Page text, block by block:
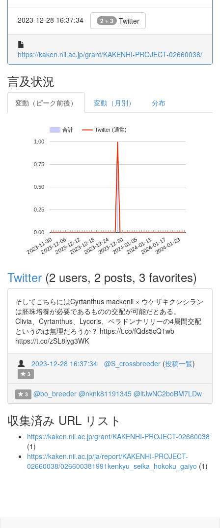
2023-12-28 16:37:34 2 + 3 Twitter
https://kaken.nii.ac.jp/grant/KAKENHI-PROJECT-02660038/
言及状況
変動（ピーク前後） 変動（月別） 分布
合計 Twitter (通常)
2023-11-302023-12-062023-12-122023-12-182023-12-242023-12-302024-01-052024-01-112024-01-172024-01-23
0.00
0.25
0.50
0.75
1.00
Twitter (2 users, 2 posts, 3 favorites)
そしてこちらにはCyrtanthus mackenii × ウケザキクンシラン
は胚珠培養が必要であるものの交配が可能だとある。
Clivia、Cyrtanthus、Lycoris、ベラドンナリリーの4属間交配
というのは無理だろうか？ https://t.co/fQds5cQ1wb
https://t.co/zSL8lyg3WK
2023-12-28 16:37:34 @S_crossbreeder (投稿一覧)
3
3 @bo_breeder @nknk81191345 @itJwNC2boBM7LDw
収集済み URL リスト
https://kaken.nii.ac.jp/grant/KAKENHI-PROJECT-02660038
(1)
https://kaken.nii.ac.jp/ja/report/KAKENHI-PROJECT-
02660038/026600381991kenkyu_seika_hokoku_gaiyo (1)